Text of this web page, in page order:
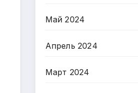
Май 2024
Апрель 2024
Март 2024